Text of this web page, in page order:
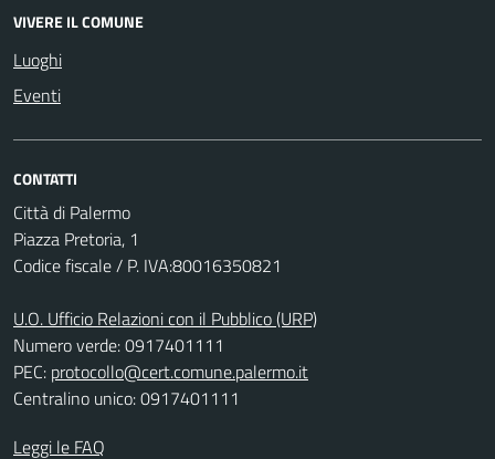
VIVERE IL COMUNE
Luoghi
Eventi
CONTATTI
Città di Palermo
Piazza Pretoria, 1
Codice fiscale / P. IVA:80016350821
U.O. Ufficio Relazioni con il Pubblico (URP)
Numero verde: 0917401111
PEC: protocollo@cert.comune.palermo.it
Centralino unico: 0917401111
Leggi le FAQ